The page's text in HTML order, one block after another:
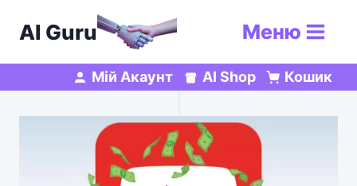
AI Guru Меню
Мій Акаунт AI Shop Кошик